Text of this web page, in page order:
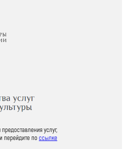
услуг,
перейдите поссылке